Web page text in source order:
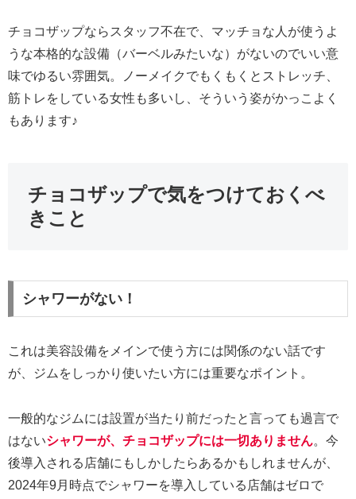
チョコザップならスタッフ不在で、マッチョな人が使うよ
うな本格的な設備（バーベルみたいな）がないのでいい意
味でゆるい雰囲気。ノーメイクでもくもくとストレッチ、
筋トレをしている女性も多いし、そういう姿がかっこよく
もあります♪
チョコザップで気をつけておくべ
きこと
シャワーがない！
これは美容設備をメインで使う方には関係のない話です
が、ジムをしっかり使いたい方には重要なポイント。
一般的なジムには設置が当たり前だったと言っても過言で
はないシャワーが、チョコザップには一切ありません。今
後導入される店舗にもしかしたらあるかもしれませんが、
2024年9月時点でシャワーを導入している店舗はゼロで